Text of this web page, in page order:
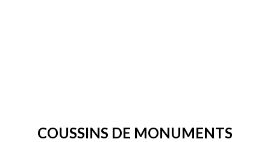
COUSSINS DE MONUMENTS